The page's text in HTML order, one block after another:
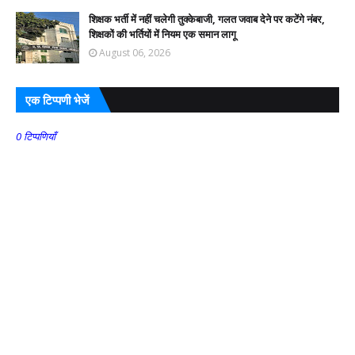
शिक्षक भर्ती में नहीं चलेगी तुक्केबाजी, गलत जवाब देने पर कटेंगे नंबर,
शिक्षकों की भर्तियों में नियम एक समान लागू
August 06, 2026
एक टिप्पणी भेजें
0 टिप्पणियाँ